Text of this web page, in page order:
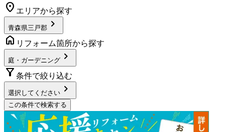
location_on エリアから探す
青森県三戸郡 chevron_right
home リフォーム箇所から探す
庭・ガーデニング chevron_right
filter_alt 条件で絞り込む
選択してください chevron_right
この条件で検索する